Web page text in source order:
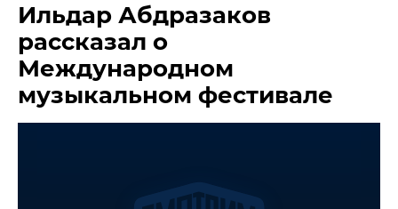
МЕДИА
НОВОСТИ
ПАРТНЕРЫ
Ильдар Абдразаков
рассказал о
Международном
музыкальном фестивале